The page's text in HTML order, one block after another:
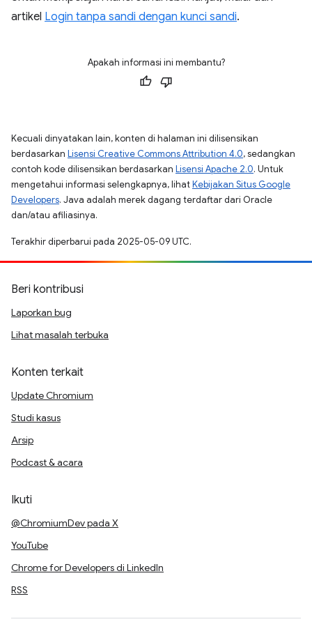
artikel Login tanpa sandi dengan kunci sandi.
Apakah informasi ini membantu?
Kecuali dinyatakan lain, konten di halaman ini dilisensikan
berdasarkan Lisensi Creative Commons Attribution 4.0, sedangkan
contoh kode dilisensikan berdasarkan Lisensi Apache 2.0. Untuk
mengetahui informasi selengkapnya, lihatKebijakan Situs Google
Developers. Java adalah merek dagang terdaftar dari Oracle
dan/atau afiliasinya.
Terakhir diperbarui pada 2025-05-09 UTC.
Beri kontribusi
Laporkan bug
Lihat masalah terbuka
Konten terkait
Update Chromium
Studi kasus
Arsip
Podcast & acara
Ikuti
@ChromiumDev pada X
YouTube
Chrome for Developers di LinkedIn
RSS